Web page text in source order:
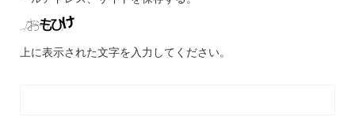
上に表示された文字を入力してください。